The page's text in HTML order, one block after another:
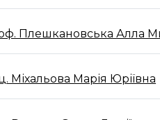
Плешкановська Алла
Міхальова Марія Юріївна